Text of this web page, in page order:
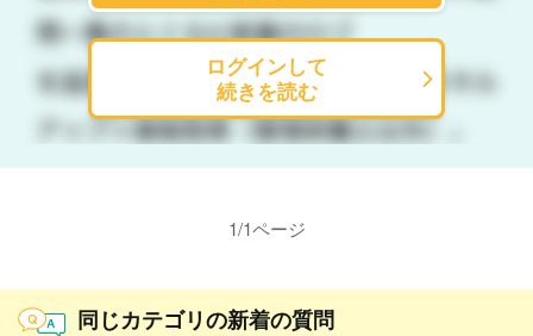
ログインして
続きを読む
1/1ページ
同じカテゴリの新着の質問